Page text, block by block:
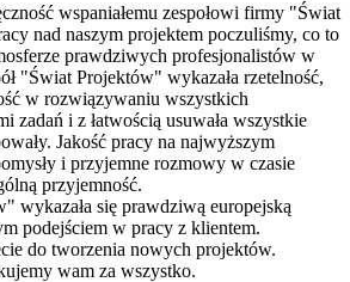
wspaniałemu zespołowi firmy "Świat
nad naszym projektem poczuliśmy, co to
prawdziwych profesjonalistów w
"Świat Projektów" wykazała rzetelność,
w rozwiązywaniu wszystkich
zadań i z łatwością usuwała wszystkie
Jakość pracy na najwyższym
i przyjemne rozmowy w czasie
przyjemność.
wykazała się prawdziwą europejską
podejściem w pracy z klientem.
do tworzenia nowych projektów.
wam za wszystko.